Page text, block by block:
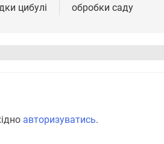
цибулі
обробки саду
авторизуватись.